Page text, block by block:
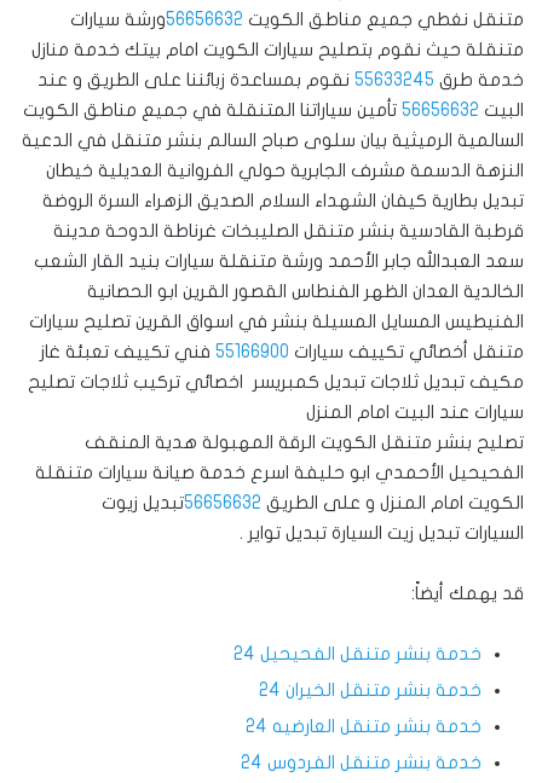
متنقل نغطي جميع مناطق الكويت 56656632ورشة سيارات
متنقلة حيث نقوم بتصليح سيارات الكويت امام بيتك خدمة منازل
خدمة طرق 55633245 نقوم بمساعدة زبائننا على الطريق و عند
البيت 56656632 تأمين سياراتنا المتنقلة في جميع مناطق الكويت
السالمية الرميثية بيان سلوى صباح السالم بنشر متنقل في الدعية
النزهة الدسمة مشرف الجابرية حولي الفروانية العديلية خيطان
تبديل بطارية كيفان الشهداء السلام الصديق الزهراء السرة الروضة
قرطبة القادسية بنشر متنقل الصليبخات غرناطة الدوحة مدينة
سعد العبدالله جابر الأحمد ورشة متنقلة سيارات بنيد القار الشعب
الخالدية العدان الظهر الفنطاس القصور القرين ابو الحصانية
الفنيطيس المسايل المسيلة بنشر في اسواق القرين تصليح سيارات
متنقل أخصائي تكييف سيارات 55166900 فني تكييف تعبئة غاز
مكيف تبديل ثلاجات تبديل كمبريسر اخصائي تركيب ثلاجات تصليح
سيارات عند البيت امام المنزل
تصليح بنشر متنقل الكويت الرقة المهبولة هدية المنقف
الفحيحيل الأحمدي ابو حليفة اسرع خدمة صيانة سيارات متنقلة
الكويت امام المنزل و على الطريق 56656632تبديل زيوت
السيارات تبديل زيت السيارة تبديل تواير .
قد يهمك أيضاً:
خدمة بنشر متنقل الفحيحيل 24
خدمة بنشر متنقل الخيران 24
خدمة بنشر متنقل العارضيه 24
خدمة بنشر متنقل الفردوس 24